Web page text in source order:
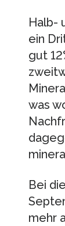
Halb-
ein
gut
was
Bei
mehr